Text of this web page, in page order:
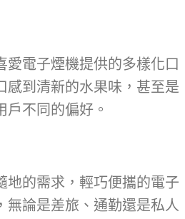
愛電子煙機提供的多樣化口
感到清新的水果味，甚至是
戶不同的偏好。
地的需求，輕巧便攜的電子
無論是差旅、通勤還是私人